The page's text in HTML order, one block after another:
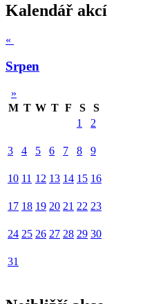
Kalendář akcí
«
Srpen
»
M T W T F S
S
1
2
3 4 5 6 7 8 9
10 11 12 13 14 15 16
17 18 19 20 21 22 23
24 25 26 27 28 29 30
31